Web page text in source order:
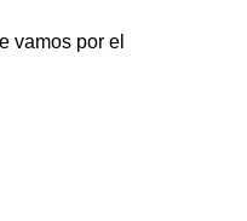
vamos por el